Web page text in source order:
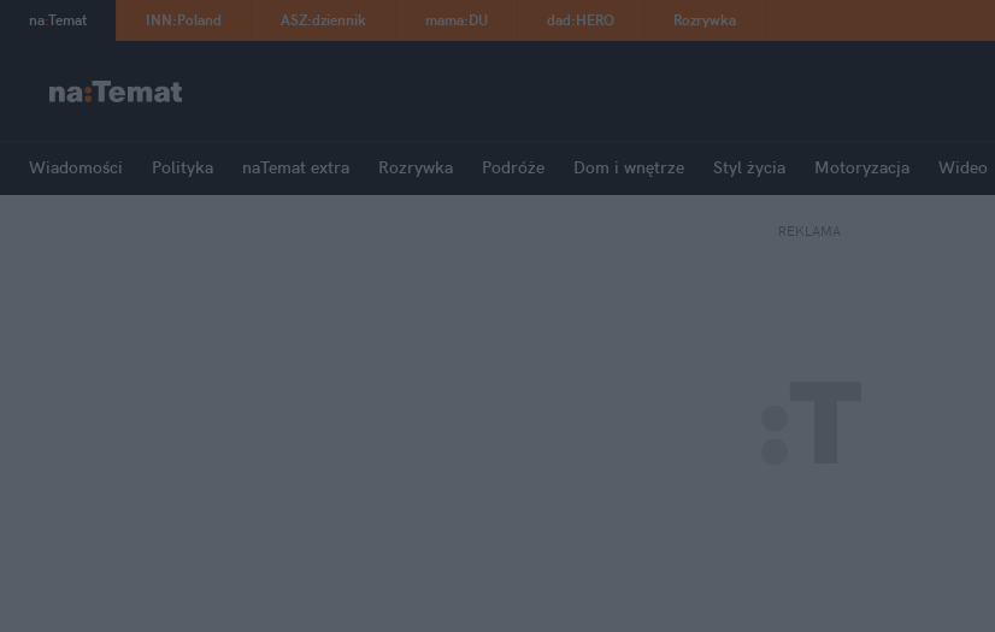
na:Temat INN:Poland ASZ:dziennik mama:DU dad:HERO Rozrywka
Wiadomości Polityka naTemat extra Rozrywka Podróże Dom i wnętrze Styl życia Motoryzacja Wideo
REKLAMA